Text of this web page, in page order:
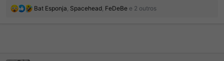
R
Bat Esponja, Spacehead, FeDeBe e 2 outros